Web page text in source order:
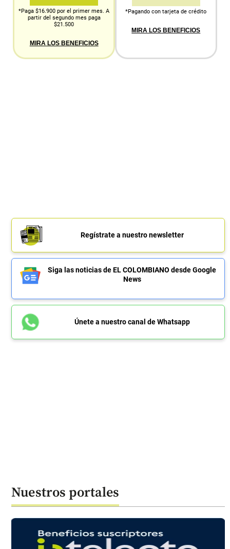
*Paga $16.900 por el primer mes. A
partir del segundo mes paga
$21.500
MIRA LOS BENEFICIOS
*Pagando con tarjeta de crédito
MIRA LOS BENEFICIOS
Regístrate a nuestro newsletter
Siga las noticias de EL COLOMBIANO desde Google
News
Únete a nuestro canal de Whatsapp
Nuestros portales